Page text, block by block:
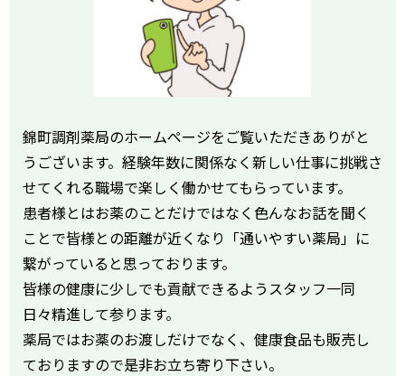
錦町調剤薬局のホームページをご覧いただきありがと
うございます。経験年数に関係なく新しい仕事に挑戦さ
せてくれる職場で楽しく働かせてもらっています。
患者様とはお薬のことだけではなく色んなお話を聞く
ことで皆様との距離が近くなり「通いやすい薬局」に
繋がっていると思っております。
皆様の健康に少しでも貢献できるようスタッフ一同
日々精進して参ります。
薬局ではお薬のお渡しだけでなく、健康食品も販売し
ておりますので是非お立ち寄り下さい。